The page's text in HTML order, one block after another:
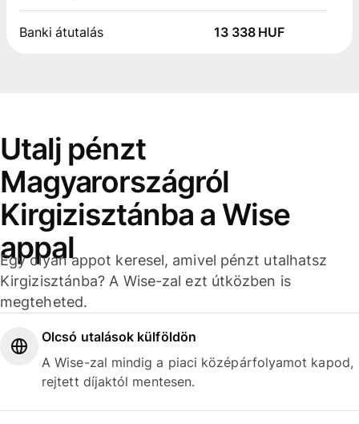
Banki átutalás 13 338 HUF
Utalj pénzt
Magyarországról
Kirgizisztánba a Wise
appal
Egy olyan appot keresel, amivel pénzt utalhatsz
Kirgizisztánba? A Wise-zal ezt útközben is
megteheted.
Olcsó utalások külföldön
A Wise-zal mindig a piaci középárfolyamot kapod,
rejtett díjaktól mentesen.